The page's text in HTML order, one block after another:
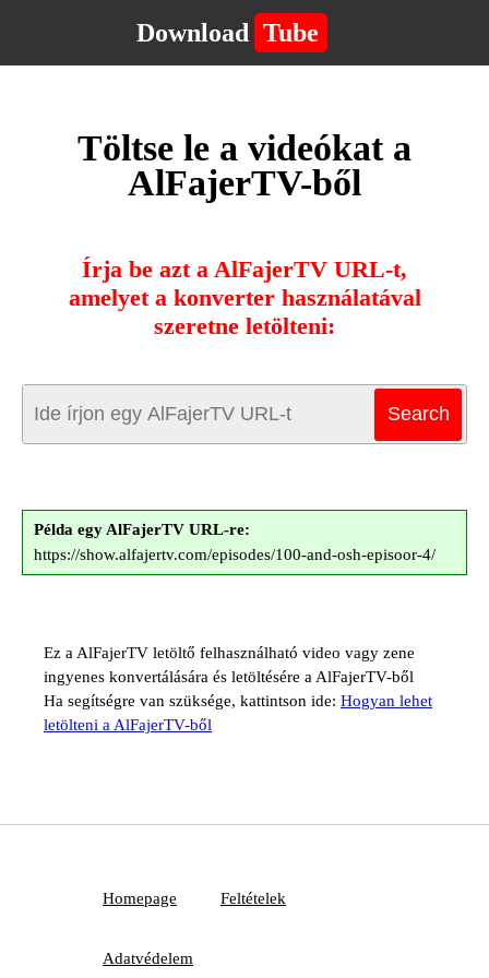
Download Tube
Töltse le a videókat a
AlFajerTV-ből
Írja be azt a AlFajerTV URL-t,
amelyet a konverter használatával
szeretne letölteni:
Példa egy AlFajerTV URL-re:
https://show.alfajertv.com/episodes/100-and-osh-episoor-4/
Ez a AlFajerTV letöltő felhasználható video vagy zene
ingyenes konvertálására és letöltésére a AlFajerTV-ből
Ha segítségre van szüksége, kattintson ide: Hogyan lehet
letölteni a AlFajerTV-ből
Homepage Feltételek
Adatvédelem